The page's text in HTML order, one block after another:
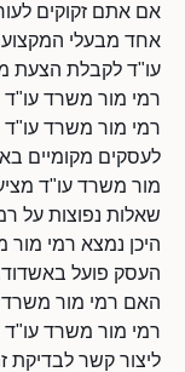
אם אתם זקוקים
אחד מבעלי המקצוע
עו"ד לקבלת הצעת
רמי מור משרד
רמי מור משרד
לעסקים מקומיים
מור משרד עו"ד מציע
שאלות נפוצות על
היכן נמצא רמי
העסק פועל
האם רמי מור משרד
רמי מור משרד
ליצור קשר לבדיקת